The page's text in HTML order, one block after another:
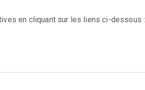
en cliquant sur les liens ci-dessous :